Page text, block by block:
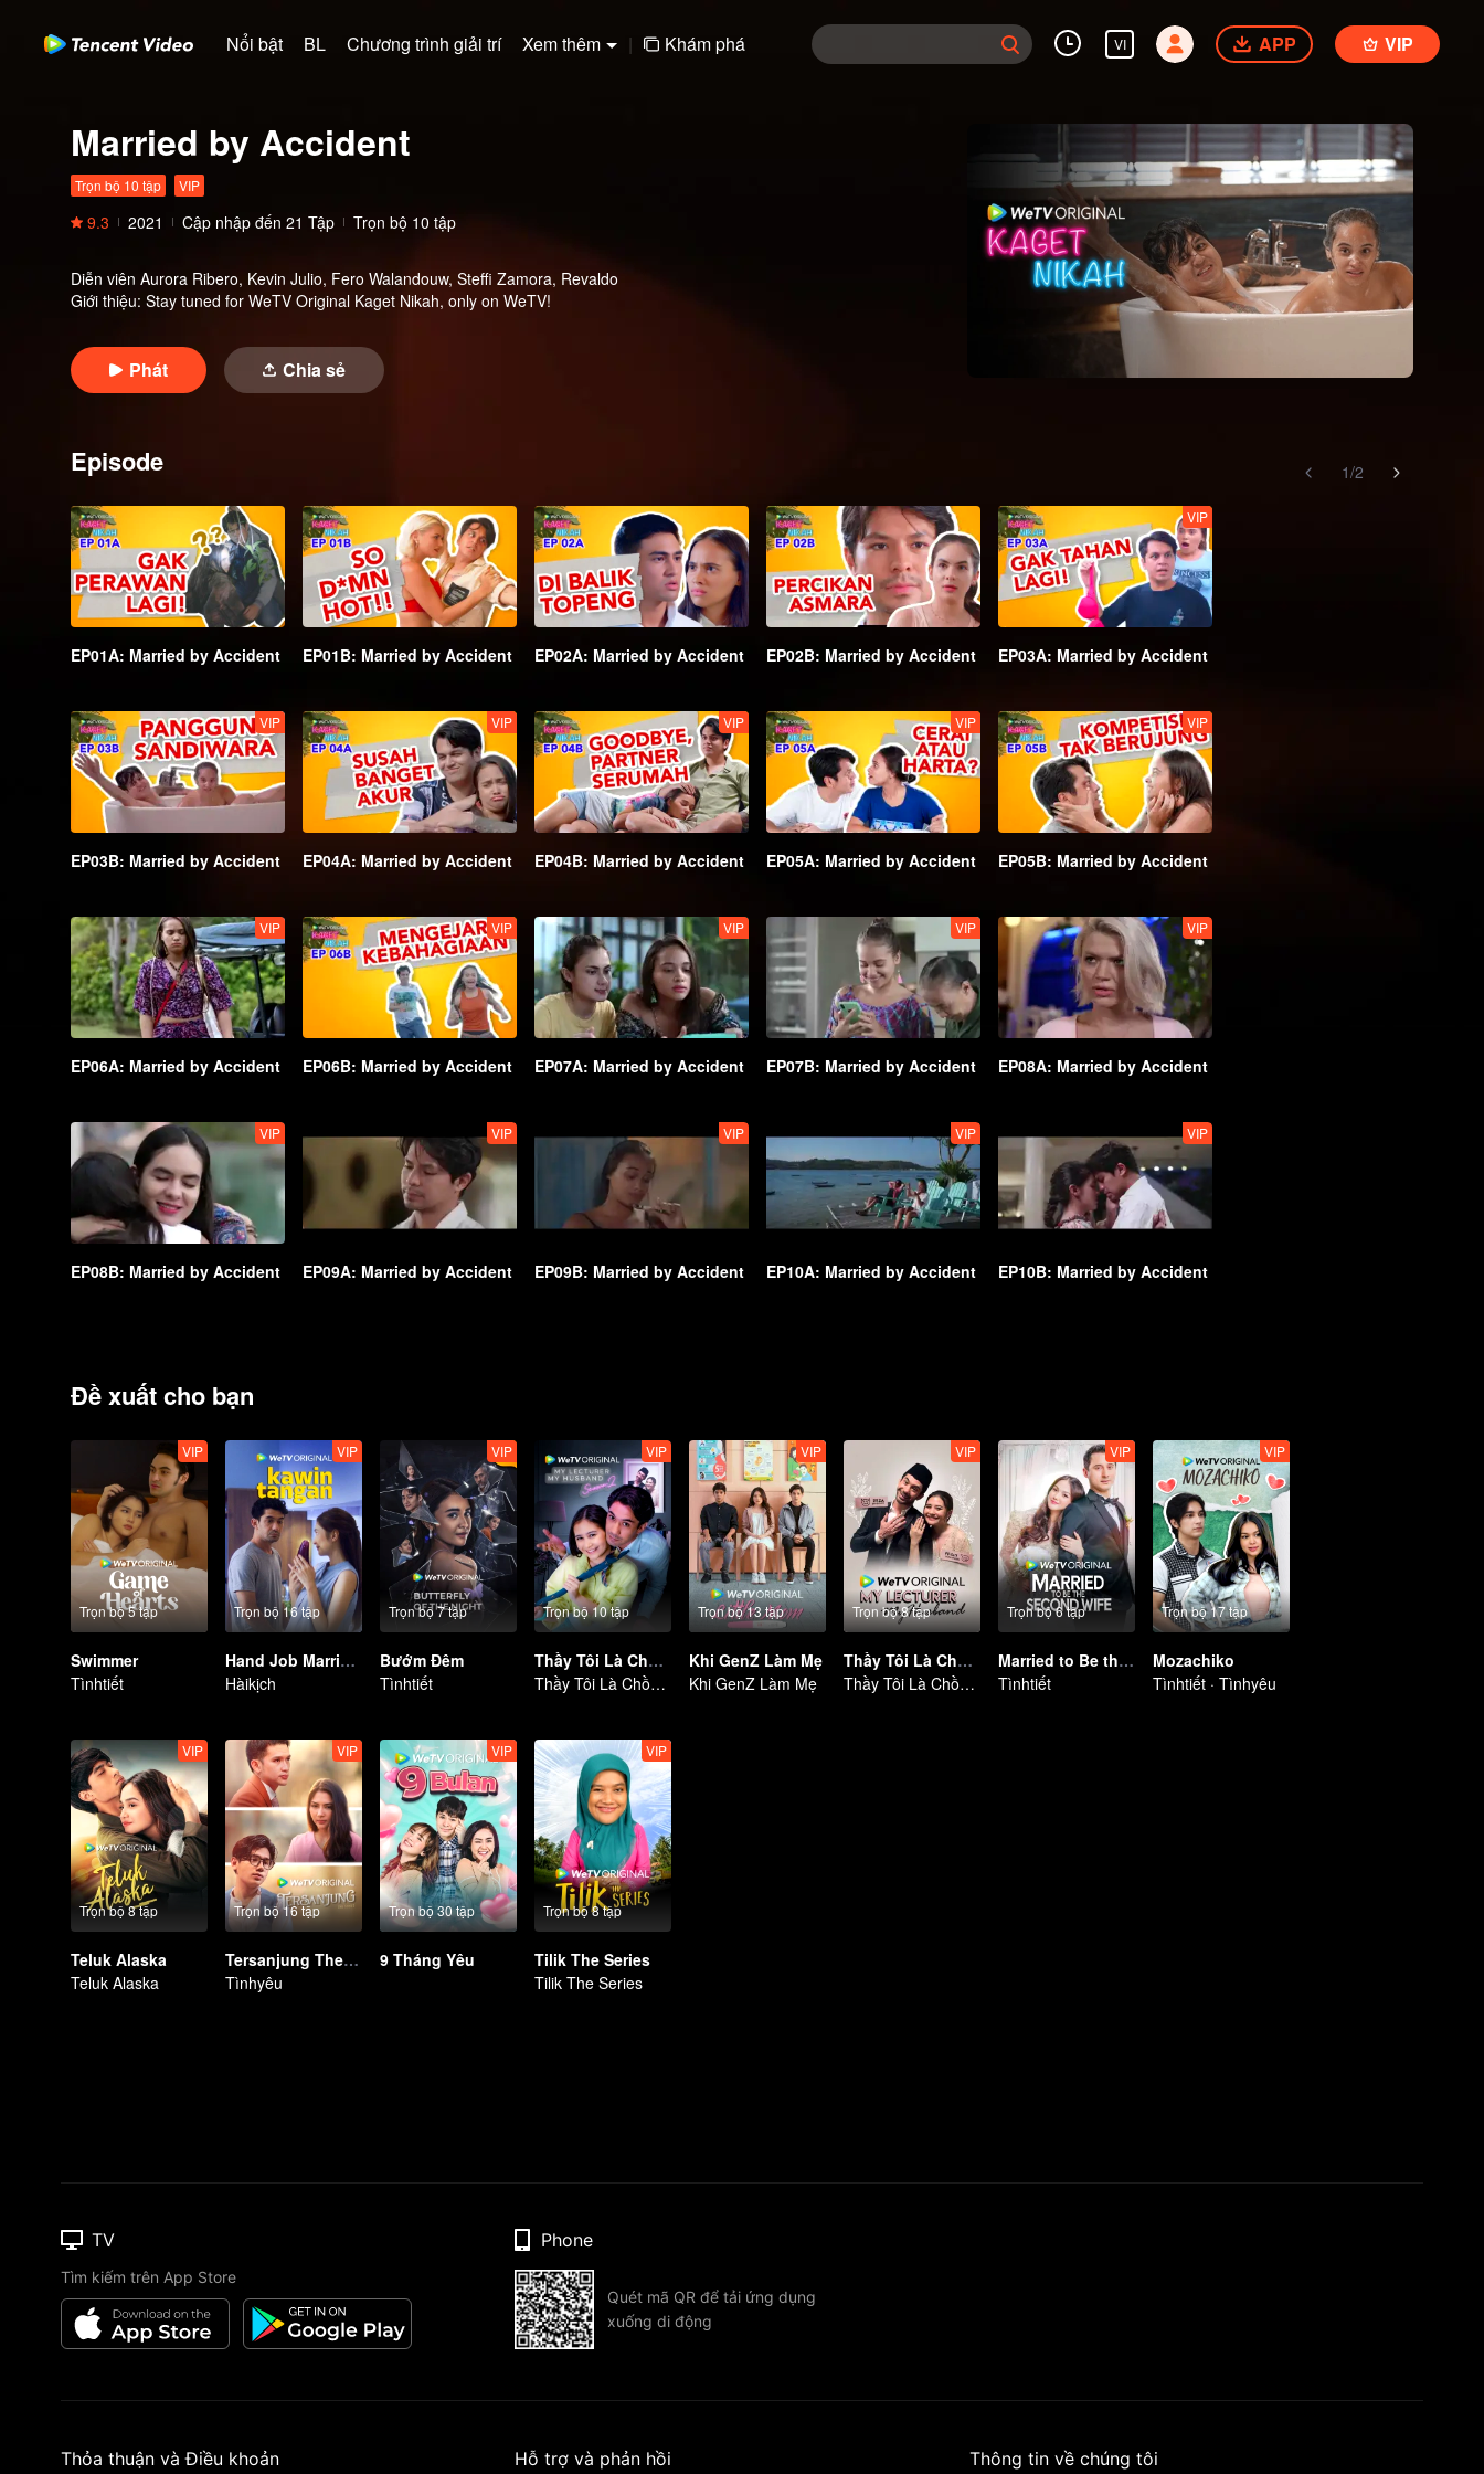
Nổi bật BL Chương trình giải trí Xem thêm | Khám phá VI APP VIP
Married by Accident
Trọn bộ 10 tập VIP
9.3 2021 Cập nhập đến 21 Tập Trọn bộ 10 tập
Diễn viên Aurora Ribero, Kevin Julio, Fero Walandouw, Steffi Zamora, Revaldo
Giới thiệu: Stay tuned for WeTV Original Kaget Nikah, only on WeTV!
Phát Chia sẻ
Episode 1/2
EP01A: Married by Accident EP01B: Married by Accident EP02A: Married by Accident EP02B: Married by Accident
VIP
EP03A: Married by Accident
VIP
EP03B: Married by Accident
VIP
EP04A: Married by Accident
VIP
EP04B: Married by Accident
VIP
EP05A: Married by Accident
VIP
EP05B: Married by Accident
VIP
EP06A: Married by Accident
VIP
EP06B: Married by Accident
VIP
EP07A: Married by Accident
VIP
EP07B: Married by Accident
VIP
EP08A: Married by Accident
VIP
EP08B: Married by Accident
VIP
EP09A: Married by Accident
VIP
EP09B: Married by Accident
VIP
EP10A: Married by Accident
VIP
EP10B: Married by Accident
Đề xuất cho bạn
Trọn bộ 5 tập
VIP
Swimmer
Tìnhtiết
Trọn bộ 16 tập
VIP
Hand Job Marriage
Hàikịch
Trọn bộ 7 tập
VIP
Bướm Đêm
Tìnhtiết
Trọn bộ 10 tập
VIP
Thầy Tôi Là Chồng Tôi S2
Thầy Tôi Là Chồng Tôi
Trọn bộ 13 tập
VIP
Khi GenZ Làm Mẹ
Khi GenZ Làm Mẹ
Trọn bộ 8 tập
VIP
Thầy Tôi Là Chồng Tôi
Thầy Tôi Là Chồng Tôi
Trọn bộ 6 tập
VIP
Married to Be the Second Wife
Tìnhtiết
Trọn bộ 17 tập
VIP
Mozachiko
Tìnhtiết · Tìnhyêu
Trọn bộ 8 tập
VIP
Teluk Alaska
Teluk Alaska
Trọn bộ 16 tập
VIP
Tersanjung The Series
Tìnhyêu
Trọn bộ 30 tập
VIP
9 Tháng Yêu
Trọn bộ 8 tập
VIP
Tilik The Series
Tilik The Series
TV
Tìm kiếm trên App Store
Phone
Quét mã QR để tải ứng dụng
xuống di động
Thỏa thuận và Điều khoản Hỗ trợ và phản hồi Thông tin về chúng tôi